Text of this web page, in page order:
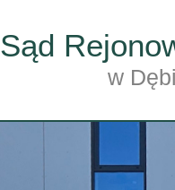
Sąd
w